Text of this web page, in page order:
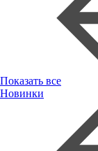
Показать все
Новинки